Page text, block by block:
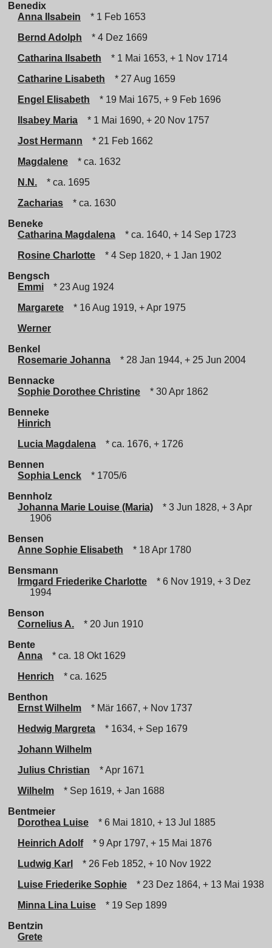
Benedix
Anna Ilsabein
* 1 Feb 1653
Bernd Adolph
* 4 Dez 1669
Catharina Ilsabeth
* 1 Mai 1653, + 1 Nov 1714
Catharine Lisabeth
* 27 Aug 1659
Engel Elisabeth
* 19 Mai 1675, + 9 Feb 1696
Ilsabey Maria
* 1 Mai 1690, + 20 Nov 1757
Jost Hermann
* 21 Feb 1662
Magdalene
* ca. 1632
N.N.
* ca. 1695
Zacharias
* ca. 1630
Beneke
Catharina Magdalena
* ca. 1640, + 14 Sep 1723
Rosine Charlotte
* 4 Sep 1820, + 1 Jan 1902
Bengsch
Emmi
* 23 Aug 1924
Margarete
* 16 Aug 1919, + Apr 1975
Werner
Benkel
Rosemarie Johanna
* 28 Jan 1944, + 25 Jun 2004
Bennacke
Sophie Dorothee Christine
* 30 Apr 1862
Benneke
Hinrich
Lucia Magdalena
* ca. 1676, + 1726
Bennen
Sophia Lenck
* 1705/6
Bennholz
Johanna Marie Louise (Maria)
* 3 Jun 1828, + 3 Apr
1906
Bensen
Anne Sophie Elisabeth
* 18 Apr 1780
Bensmann
Irmgard Friederike Charlotte
* 6 Nov 1919, + 3 Dez
1994
Benson
Cornelius A.
* 20 Jun 1910
Bente
Anna
* ca. 18 Okt 1629
Henrich
* ca. 1625
Benthon
Ernst Wilhelm
* Mär 1667, + Nov 1737
Hedwig Margreta
* 1634, + Sep 1679
Johann Wilhelm
Julius Christian
* Apr 1671
Wilhelm
* Sep 1619, + Jan 1688
Bentmeier
Dorothea Luise
* 6 Mai 1810, + 13 Jul 1885
Heinrich Adolf
* 9 Apr 1797, + 15 Mai 1876
Ludwig Karl
* 26 Feb 1852, + 10 Nov 1922
Luise Friederike Sophie
* 23 Dez 1864, + 13 Mai 1938
Minna Lina Luise
* 19 Sep 1899
Bentzin
Grete